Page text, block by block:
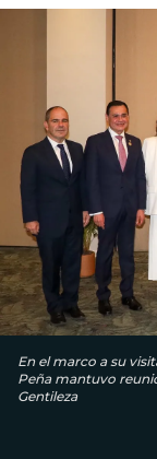
En el marco a su
Peña mantuvo
Gentileza